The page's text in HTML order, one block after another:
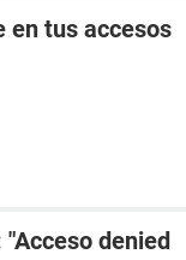
en tus accesos
denied